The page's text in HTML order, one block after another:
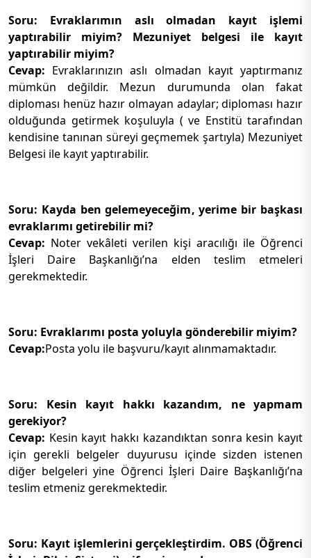
Soru: Evraklarımın aslı olmadan kayıt işlemi
yaptırabilir miyim? Mezuniyet belgesi ile kayıt
yaptırabilir miyim?
Cevap: Evraklarınızın aslı olmadan kayıt yaptırmanız
mümkün değildir. Mezun durumunda olan fakat
diploması henüz hazır olmayan adaylar; diploması hazır
olduğunda getirmek koşuluyla ( ve Enstitü tarafından
kendisine tanınan süreyi geçmemek şartıyla) Mezuniyet
Belgesi ile kayıt yaptırabilir.
Soru: Kayda ben gelemeyeceğim, yerime bir başkası
evraklarımı getirebilir mi?
Cevap: Noter vekâleti verilen kişi aracılığı ile Öğrenci
İşleri Daire Başkanlığı’na elden teslim etmeleri
gerekmektedir.
Soru: Evraklarımı posta yoluyla gönderebilir miyim?
Cevap:Posta yolu ile başvuru/kayıt alınmamaktadır.
Soru: Kesin kayıt hakkı kazandım, ne yapmam
gerekiyor?
Cevap: Kesin kayıt hakkı kazandıktan sonra kesin kayıt
için gerekli belgeler duyurusu içinde sizden istenen
diğer belgeleri yine Öğrenci İşleri Daire Başkanlığı’na
teslim etmeniz gerekmektedir.
Soru: Kayıt işlemlerini gerçekleştirdim. OBS (Öğrenci